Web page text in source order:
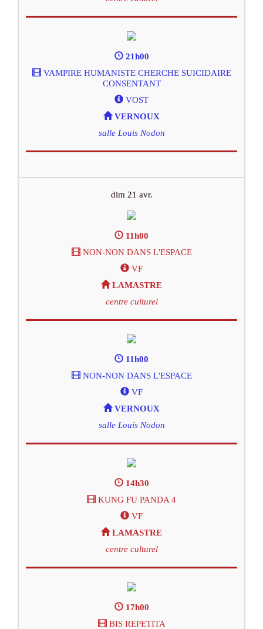
21h00
VAMPIRE HUMANISTE CHERCHE SUICIDAIRE
CONSENTANT
VOST
VERNOUX
salle Louis Nodon
dim 21 avr.
11h00
NON-NON DANS L'ESPACE
VF
LAMASTRE
centre culturel
11h00
NON-NON DANS L'ESPACE
VF
VERNOUX
salle Louis Nodon
14h30
KUNG FU PANDA 4
VF
LAMASTRE
centre culturel
17h00
BIS REPETITA